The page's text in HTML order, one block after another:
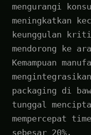
mengurangi
meningkatkan
keunggulan
mendorong ke
Kemampuan
packaging di
tunggal
mempercepat
sebesar 20%.